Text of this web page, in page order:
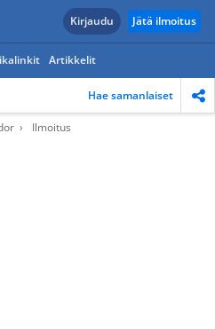
Kirjaudu Jätä ilmoitus
Artikkelit
Hae samanlaiset
Ilmoitus